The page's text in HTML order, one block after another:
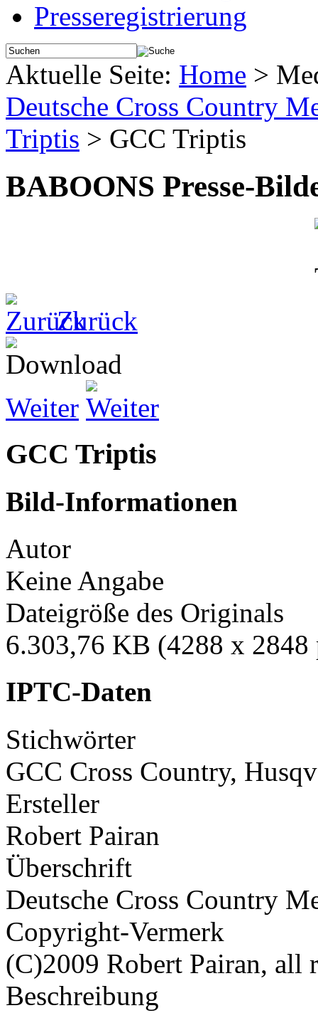
Presseregistrierung
Aktuelle Seite: Home >
Deutsche Cross Country
Triptis > GCC Triptis
BABOONS Presse-
Zurück
Weiter
GCC Triptis
Bild-Informationen
Autor
Keine Angabe
Dateigröße des Originals
6.303,76 KB (4288 x 2848
IPTC-Daten
Stichwörter
GCC Cross Country,
Ersteller
Robert Pairan
Überschrift
Deutsche Cross Country
Copyright-Vermerk
(C)2009 Robert Pairan, all
Beschreibung